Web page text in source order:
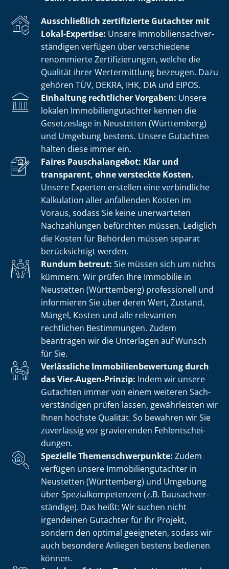
Ausschließlich zertifizierte Gutachter mit
Lokal-Expertise: Unsere Im­mo­bi­li­en­sach­ver­
stän­di­gen verfügen über verschiedene
renommierte Zer­ti­fi­zie­run­gen, welche die
Qualität ihrer Wertermittlung bezeugen. Dazu
gehören TÜV, DEKRA, IHK, DIA und EIPOS.
Einhaltung rechtlicher Vorgaben: Unsere
lokalen Im­mo­bi­li­en­gut­ach­ter kennen die
Gesetzeslage in Neustetten (Württemberg)
und Umgebung bestens. Unsere Gutachten
halten diese immer ein.
Faires Pauschalangebot: Klar und
transparent, ohne versteckte Kosten.
Unsere Experten erstellen eine verbindliche
Kalkulation aller anfallenden Kosten im
Voraus, sodass Sie keine unerwarteten
Nachzahlungen befürchten müssen. Lediglich
die Kosten für Behörden müssen separat
berücksichtigt werden.
Rundum betreut: Sie müssen sich um nichts
kümmern. Wir prüfen Ihre Immobilie in
Neustetten (Württemberg) professionell und
informieren Sie über deren Wert, Zustand,
Mängel, Kosten und alle relevanten
rechtlichen Bestimmungen. Zudem
beantragen wir die Unterlagen auf Wunsch
für Sie.
Verlässliche Im­mo­bi­li­en­be­wer­tung durch
das Vier-Augen-Prinzip: Indem wir unsere
Gutachten immer von einem weiteren Sach­
ver­stän­di­gen prüfen lassen, gewährleisten wir
Ihnen höchste Qualität. So bewahren wir Sie
zuverlässig vor gravierenden Fehl­ent­schei­
dun­gen.
Spezielle The­men­schwer­punk­te: Zudem
verfügen unsere Im­mo­bi­li­en­gut­ach­ter in
Neustetten (Württemberg) und Umgebung
über Spe­zi­al­kom­pe­ten­zen (z.B. Bau­sach­ver­
stän­di­ge). Das heißt: Wir suchen nicht
irgendeinen Gutachter für Ihr Projekt,
sondern den optimal geeigneten, sodass wir
auch besondere Anliegen bestens bedienen
können.